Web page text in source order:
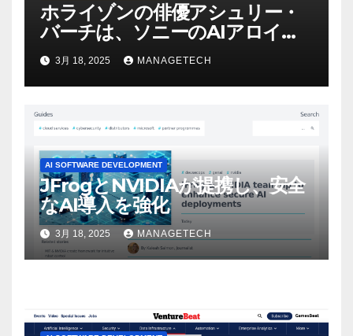
ホライゾンの俳優アシュリー・
バーチは、ソニーのAIアロイの
ビデオを見て「ゲームパフォー
マンスという芸術形式に不安を
感じた」と語る – IGN
3月 18, 2025 MANAGETECH
AI SOFTWARE DEVELOPMENT
JFrogとNVIDIAが提携し、安全
なAI導入を強化
3月 18, 2025 MANAGETECH